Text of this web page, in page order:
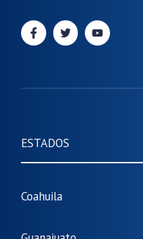
ESTADOS
Coahuila